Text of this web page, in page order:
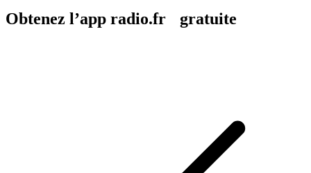
Obtenez l’app radio.fr gratuite